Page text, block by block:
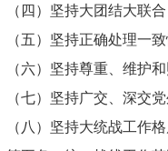
）坚持大团结大联合
）坚持正确处理一致
）坚持尊重、维护和
）坚持广交、深交党
）坚持大统战工作格